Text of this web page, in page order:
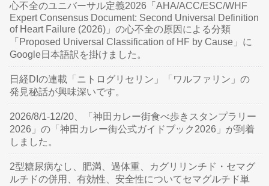
心不全のユニバーサル定義2026「AHA/ACC/ESC/WHF
Expert Consensus Document: Second Universal Definition
of Heart Failure (2026)」の心不全の原因による分類
「Proposed Universal Classification of HF by Cause」に
Google日本語訳を掛けました。
日経DIの連載「ニトログリセリン」「ワルファリン」の
発見秘話が興味深いです。
2026/8/1-12/20、「神田カレー街食べ歩きスタンプラリー
2026」の「神田カレー街公式ガイドブック2026」が到着
しました。
2型糖尿病なし、肥満、過体重、カグリリンチド・セマグ
ルチドの併用、有効性、安全性についてセマグルチド単